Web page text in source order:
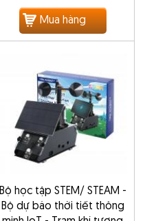
Mua hàng
Bộ học tập STEM/ STEAM -
Bộ dự báo thời tiết thông